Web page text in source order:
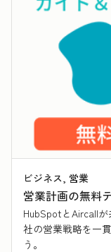
ビジネス, 営業
営業計画の無料
HubSpotとAircall
社の営業戦略を一
う。